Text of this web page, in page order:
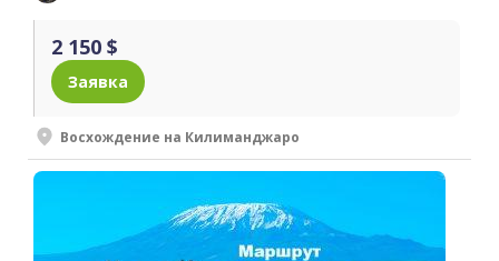
2 150 $
Заявка
Восхождение на Килиманджаро